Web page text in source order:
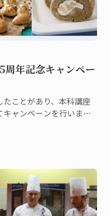
年記念キャンペー
ことがあり、本科講座
ャンペーンを行いま